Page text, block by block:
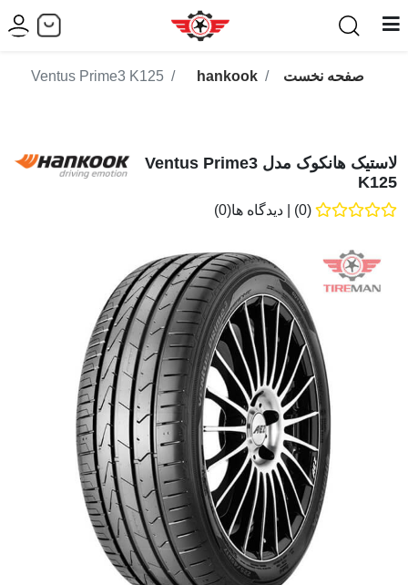
صفحه نخست hankook
Ventus Prime3 K125
لاستیک هانکوک مدل Ventus Prime3
K125
(0) دیدگاه ها(0)